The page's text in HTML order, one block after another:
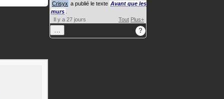
Crisyx a publié le texte Avant que les
murs
Il y a 27 jours
Tout Plus+
… ?